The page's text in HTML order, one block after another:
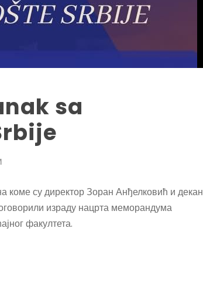
sa
коме су директор Зоран Анђелковић и декан
израду нацрта меморандума
факултета.